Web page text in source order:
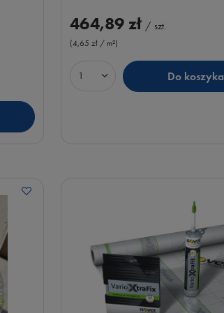
464,89 zł / szt.
(4,65 zł / m²)
Ilość produktów Do koszyka